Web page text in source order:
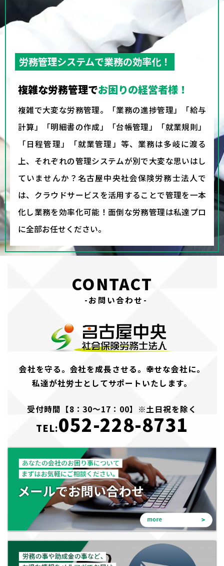
労務管理システムで業務の効率化！
複雑な労務管理でお困りの経営者様！
複雑で大変な労務管理。「業務の進捗管理」「給与
計算」「明細書の作成」「台帳管理」「就業規則」
「日程管理」「就業管理」等、業務は多岐に渡る
上、それぞれの管理システムが別で大変な思いはし
ていませんか？名古屋中央社会保険労務士法人で
は、クラウドサービスを活用することで管理を一本
化し業務を効率化可能！面倒な労務管理は私達プロ
に全部お任せください。
CONTACT
-お問い合わせ-
会社を守る。会社を成長させる。幸せな会社に。
私達が社労士としてサポートいたします。
受付時間【8：30～17：00】※土日祝を除く
TEL:052-228-8731